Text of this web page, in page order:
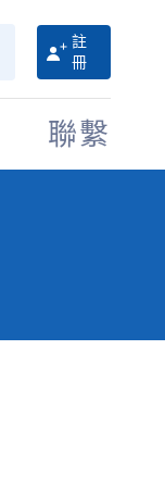
註
冊
聯繫